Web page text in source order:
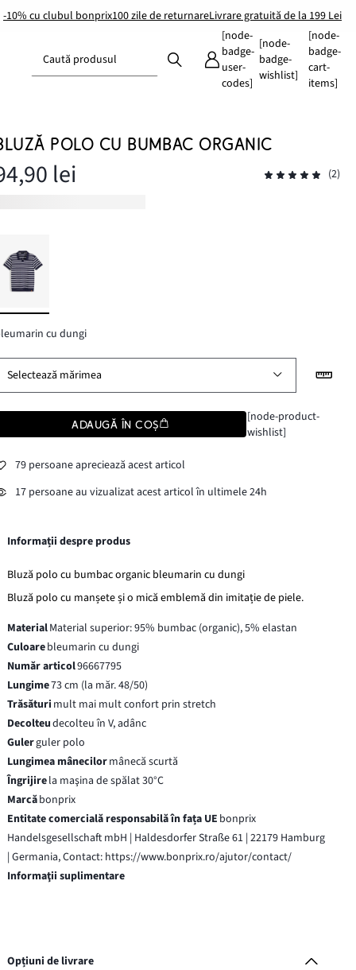
-10% cu clubul bonprix100 zile de returnareLivrare gratuită de la 199 Lei
Caută produsul
[node-
badge-
user-
codes]
[node-
badge-
wishlist]
[node-
badge-
cart-
items]
POLO CU BUMBAC ORGANIC
lei (2)
cu dungi
Selectează mărimea
ADAUGĂ ÎN COȘ
[node-product-
wishlist]
79 persoane apreciează acest articol
17 persoane au vizualizat acest articol în ultimele 24h
Informații despre produs
Bluză polo cu bumbac organic bleumarin cu dungi
Bluză polo cu manșete și o mică emblemă din imitație de piele.
MaterialMaterial superior: 95% bumbac (organic), 5% elastan
Culoarebleumarin cu dungi
Număr articol96667795
Lungime73 cm (la măr. 48/50)
Trăsături mult mai mult confort prin stretch
Decolteudecolteu în V, adânc
Gulerguler polo
Lungimea mânecilormânecă scurtă
Îngrijirela maşina de spălat 30°C
Marcăbonprix
Entitate comercială responsabilă în fața UE bonprix
Handelsgesellschaft mbH | Haldesdorfer Straße 61 | 22179 Hamburg
| Germania, Contact: https://www.bonprix.ro/ajutor/contact/
Informaţii suplimentare
Opțiuni de livrare